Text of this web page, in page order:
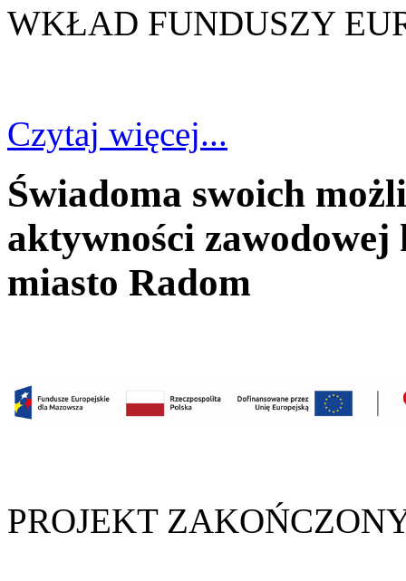
WKŁAD FUNDUSZY
Czytaj więcej...
Świadoma swoich
aktywności
miasto Radom
PROJEKT